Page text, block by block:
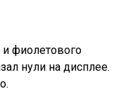
фиолетового
нули на дисплее.